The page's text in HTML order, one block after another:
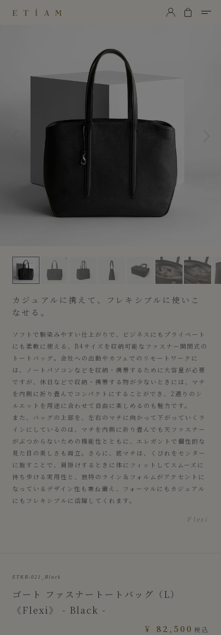
ゴート ファスナートートバッグ（L）《Flexi》 -
Flexi
カジュアルに携えて、フレキシブルに使いこ
なせる。
ソフトで馴染みやすい仕上がりで、ビジネスにもプライベート
にも柔軟に使える、B4サイズを収納可能なファスナー開閉式の
トートバッグ。会社への出勤やカフェでのリモートワークに
は、ノートパソコンなどを収納・携帯するために大容量が必要
ですが、休日などで収納・携帯する物が少ないときには、マチ
を内側に折り畳んでコンパクトにすることができ、2通りのシ
ルエットを用途に合わせて自由に楽しめるのも魅力です。
また、バッグの上部を、左右のマチに向かって下がっていくラ
インにしているのは、マチを内側に折り畳んでも天ファスナー
がぶつからないための機能性とともに、エレガントで個性的な
見た目の美しさも両立。さらに、底マチは、くびれをセンター
に施すことで、肩掛けするときに体にフィットしてスムーズに
持ち歩ける実用性と、独特のライン＆フォルムがアクセントに
なっているデザイン性も兼ね備え、フォーマルにもカジュアル
にもフレキシブルに活躍してくれます。
ETKB-021_Black
ゴート ファスナートートバッグ（L）
《Flexi》 - Black -
¥ 82,500 税込